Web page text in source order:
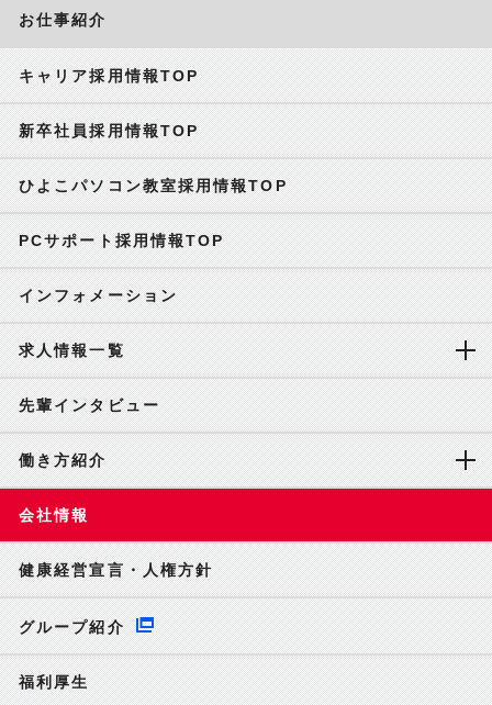
お仕事紹介
キャリア採用情報TOP
新卒社員採用情報TOP
ひよこパソコン教室採用情報TOP
PCサポート採用情報TOP
インフォメーション
求人情報一覧
先輩インタビュー
働き方紹介
会社情報
健康経営宣言・人権方針
グループ紹介
福利厚生